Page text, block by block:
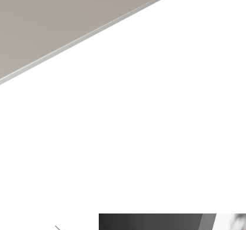
UKYK 300 Üniversal Pregalvaniz Kablo Kanal Kapağı (0,8mm)